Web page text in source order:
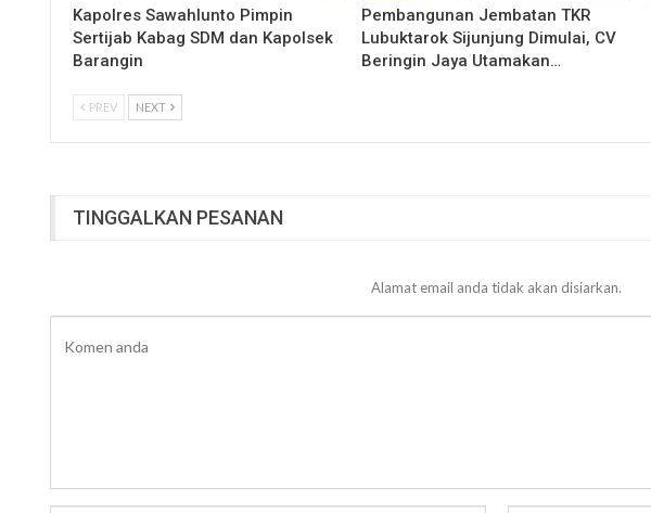
Kapolres Sawahlunto Pimpin
Sertijab Kabag SDM dan Kapolsek
Barangin
Pembangunan Jembatan TKR
Lubuktarok Sijunjung Dimulai, CV
Beringin Jaya Utamakan…
PREV NEXT
TINGGALKAN PESANAN
Alamat email anda tidak akan disiarkan.